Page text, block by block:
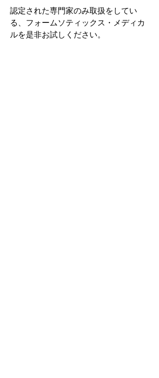
認定された専門家のみ取扱をしてい
る、フォームソティックス・メディカ
ルを是非お試しください。